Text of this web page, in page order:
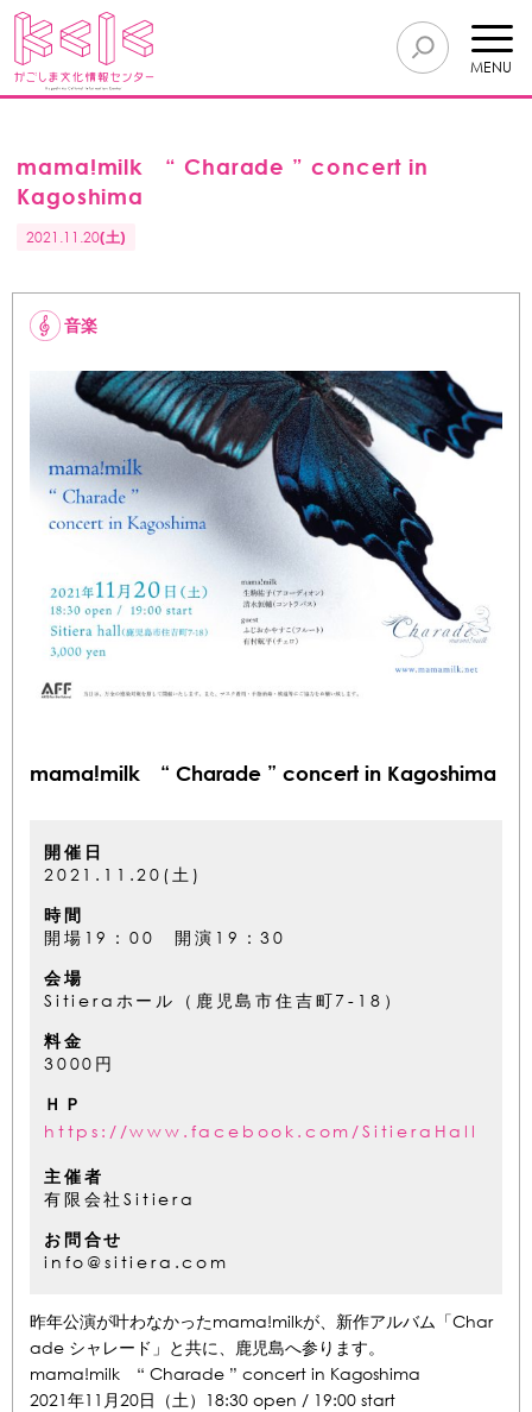
MENU
mama!milk “ Charade ” concert in
Kagoshima
2021.11.20(土)
音楽
mama!milk “ Charade ” concert in Kagoshima
開催日
2021.11.20(土)
時間
開場19：00 開演19：30
会場
Sitieraホール（鹿児島市住吉町7-18）
料金
3000円
ＨＰ
https://www.facebook.com/SitieraHall
主催者
有限会社Sitiera
お問合せ
info@sitiera.com
昨年公演が叶わなかったmama!milkが、新作アルバム「Char
ade シャレード」と共に、鹿児島へ参ります。
mama!milk “ Charade ” concert in Kagoshima
2021年11月20日（土）18:30 open / 19:00 start